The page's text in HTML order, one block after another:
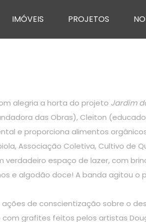
IMÓVEIS PROJETOS
alegria a horta do projeto Jardim
das Obras), Cleiton
e proporciona alimentos
Associação Coletiva, Cultivo de
verdadeiro espaço de lazer, com
e algodão doce! A banda agitou o
de conscientização sobre o
grafites feitos pelos artistas